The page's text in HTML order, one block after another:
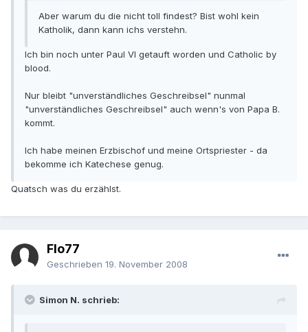
Aber warum du die nicht toll findest? Bist wohl kein
Katholik, dann kann ichs verstehn.
Ich bin noch unter Paul VI getauft worden und Catholic by
blood.
Nur bleibt "unverständliches Geschreibsel" nunmal
"unverständliches Geschreibsel" auch wenn's von Papa B.
kommt.
Ich habe meinen Erzbischof und meine Ortspriester - da
bekomme ich Katechese genug.
Quatsch was du erzählst.
Flo77
Geschrieben 19. November 2008
Simon N. schrieb: